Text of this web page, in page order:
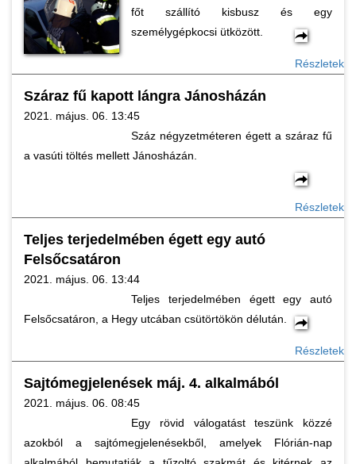
főt szállító kisbusz és egy
személygépkocsi ütközött.
Részletek
Száraz fű kapott lángra Jánosházán
2021. május. 06. 13:45
Száz négyzetméteren égett a száraz fű
a vasúti töltés mellett Jánosházán.
Részletek
Teljes terjedelmében égett egy autó
Felsőcsatáron
2021. május. 06. 13:44
Teljes terjedelmében égett egy autó
Felsőcsatáron, a Hegy utcában csütörtökön délután.
Részletek
Sajtómegjelenések máj. 4. alkalmából
2021. május. 06. 08:45
Egy rövid válogatást teszünk közzé
azokból a sajtómegjelenésekből, amelyek Flórián-nap